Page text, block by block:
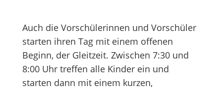
Auch die Vorschülerinnen und Vorschüler
starten ihren Tag mit einem offenen
Beginn, der Gleitzeit. Zwischen 7:30 und
8:00 Uhr treffen alle Kinder ein und
starten dann mit einem kurzen,